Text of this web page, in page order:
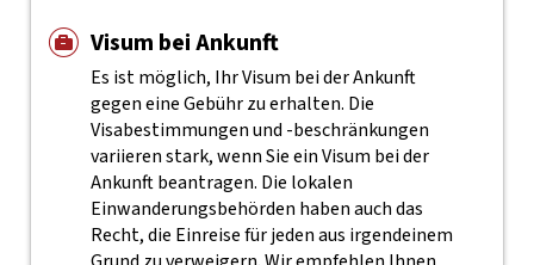
Visum bei Ankunft
Es ist möglich, Ihr Visum bei der Ankunft
gegen eine Gebühr zu erhalten. Die
Visabestimmungen und -beschränkungen
variieren stark, wenn Sie ein Visum bei der
Ankunft beantragen. Die lokalen
Einwanderungsbehörden haben auch das
Recht, die Einreise für jeden aus irgendeinem